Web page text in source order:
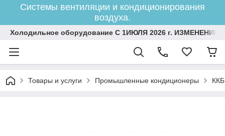
Системы вентиляции и кондиционирования
воздуха.
Холодильное оборудование С 1ИЮЛЯ 2026 г.
Товары и услуги Промышленные кондиционеры